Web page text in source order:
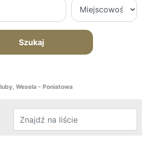
Szukaj
Wesela - Poniatowa